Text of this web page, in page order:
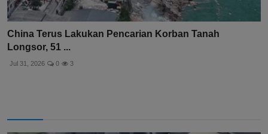
China Terus Lakukan Pencarian Korban Tanah
Longsor, 51 ...
Jul 31, 2026 0 3